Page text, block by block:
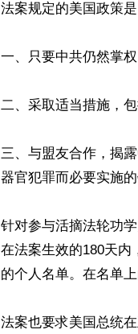
法案规定的美国政策是
一、只要中共仍然掌
二、采取适当措施，
三、与盟友合作，揭
器官犯罪而必要实施
针对参与活摘法轮功
在法案生效的180天内
的个人名单。在名单
法案也要求美国总统